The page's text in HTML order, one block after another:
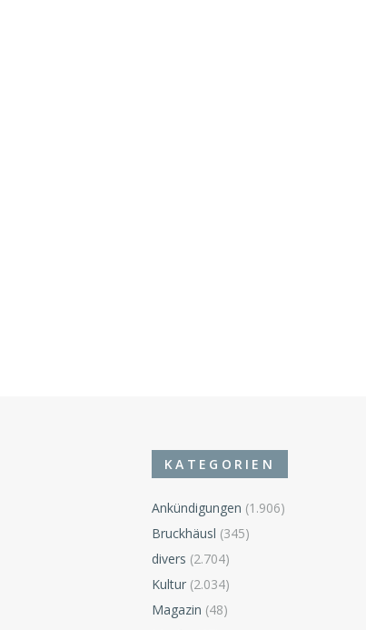
KATEGORIEN
Ankündigungen (1.906)
Bruckhäusl (345)
divers (2.704)
Kultur (2.034)
Magazin (48)